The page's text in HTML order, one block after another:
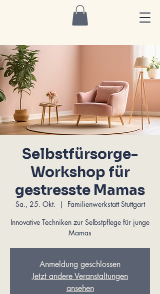
Selbstfürsorge-
Workshop für
gestresste Mamas
Sa., 25. Okt.
  |
Familienwerkstatt Stuttgart
Innovative Techniken zur Selbstpflege für junge
Mamas
Anmeldung geschlossen
Jetzt andere Veranstaltungen
ansehen